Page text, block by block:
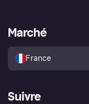
Explorez les magasins
Politique de protection de
l’acheteur Klarna
Portail Marchand
Marché
France
Suivre